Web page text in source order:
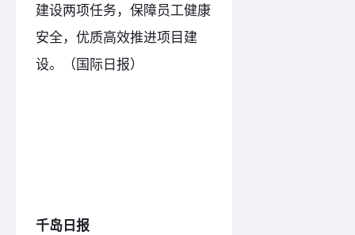
建设两项任务，保障员工健康
安全，优质高效推进项目建
设。（国际日报）
千岛日报